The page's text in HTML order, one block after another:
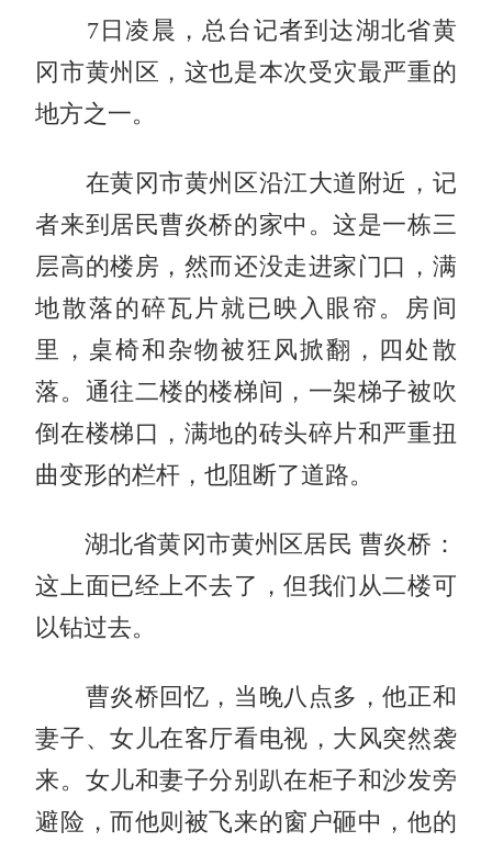
7日凌晨，总台记者到达湖北省黄
冈市黄州区，这也是本次受灾最严重的
地方之一。
在黄冈市黄州区沿江大道附近，记
者来到居民曹炎桥的家中。这是一栋三
层高的楼房，然而还没走进家门口，满
地散落的碎瓦片就已映入眼帘。房间
里，桌椅和杂物被狂风掀翻，四处散
落。通往二楼的楼梯间，一架梯子被吹
倒在楼梯口，满地的砖头碎片和严重扭
曲变形的栏杆，也阻断了道路。
湖北省黄冈市黄州区居民 曹炎桥：
这上面已经上不去了，但我们从二楼可
以钻过去。
曹炎桥回忆，当晚八点多，他正和
妻子、女儿在客厅看电视，大风突然袭
来。女儿和妻子分别趴在柜子和沙发旁
避险，而他则被飞来的窗户砸中，他的